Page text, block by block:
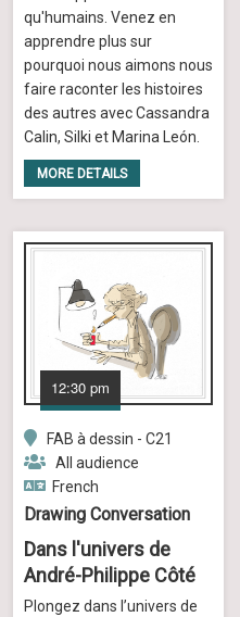
qu'humains. Venez en
apprendre plus sur
pourquoi nous aimons nous
faire raconter les histoires
des autres avec Cassandra
Calin, Silki et Marina León.
MORE DETAILS
12:30 pm
FAB à dessin - C21
All audience
French
Drawing Conversation
Dans l'univers de
André-Philippe Côté
Plongez dans l’univers de